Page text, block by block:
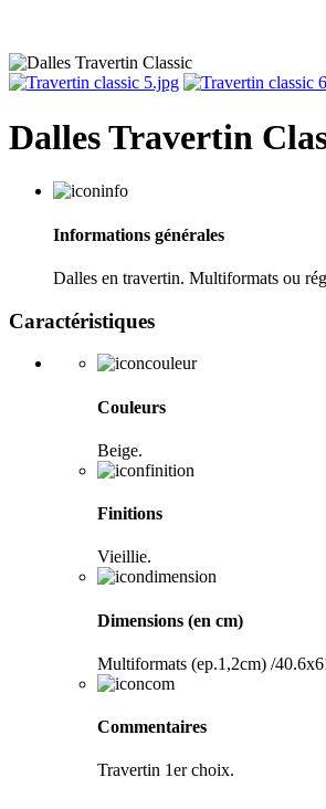
Dalles Travertin
Informations générales
Dalles en travertin. Multiformats ou
Caractéristiques
Couleurs
Beige.
Finitions
Vieillie.
Dimensions (en cm)
Multiformats (ep.1,2cm) /
Commentaires
Travertin 1er choix.